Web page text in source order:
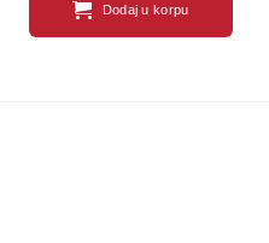
Dodaj u korpu